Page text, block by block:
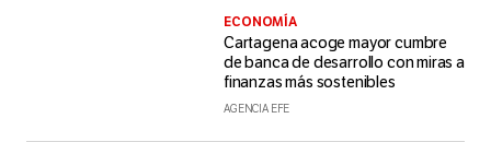
ECONOMÍA
Cartagena acoge mayor cumbre
de banca de desarrollo con miras a
finanzas más sostenibles
AGENCIA EFE